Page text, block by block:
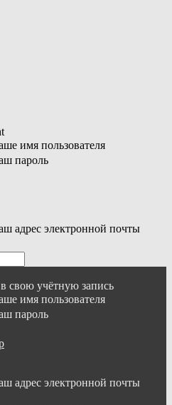
имя пользователя
пароль
адрес электронной почты
свою учётную запись
имя пользователя
пароль
адрес электронной почты